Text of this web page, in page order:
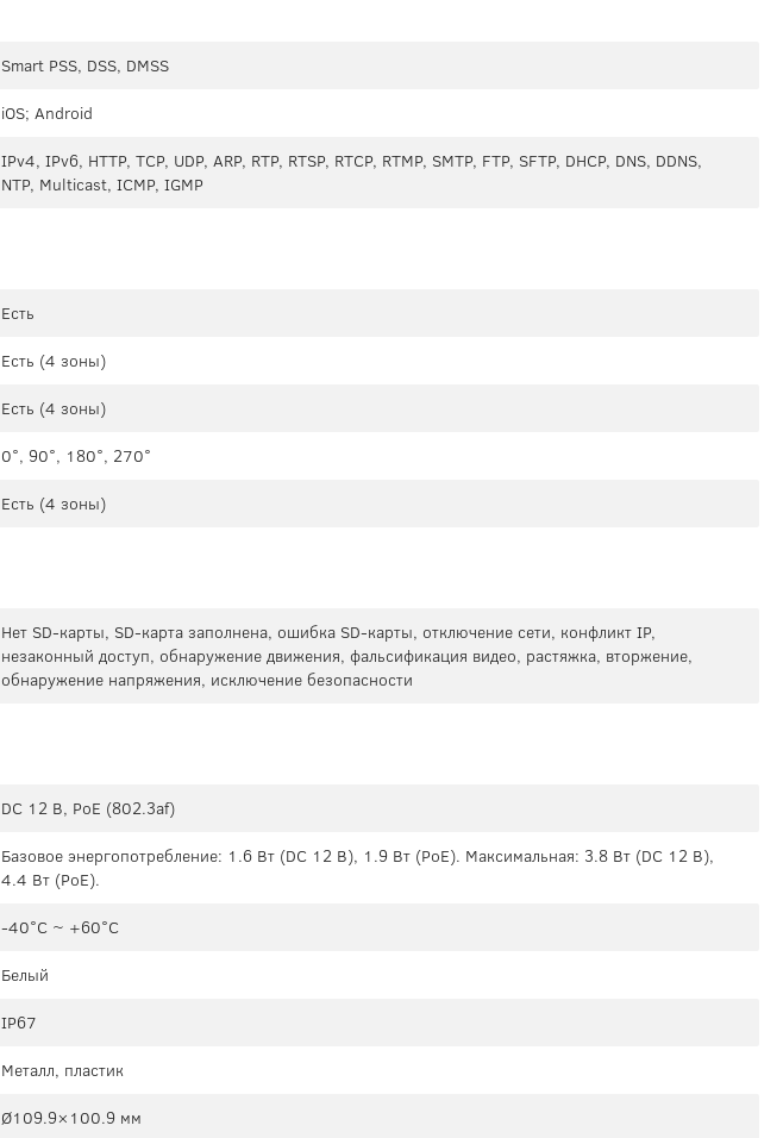
Smart PSS, DSS, DMSS
iOS; Android
IPv4, IPv6, HTTP, TCP, UDP, ARP, RTP, RTSP, RTCP, RTMP, SMTP, FTP, SFTP, DHCP, DNS, DDNS,
NTP, Multicast, ICMP, IGMP
Есть
Есть (4 зоны)
Есть (4 зоны)
0°, 90°, 180°, 270°
Есть (4 зоны)
Нет SD-карты, SD-карта заполнена, ошибка SD-карты, отключение сети, конфликт IP,
незаконный доступ, обнаружение движения, фальсификация видео, растяжка, вторжение,
обнаружение напряжения, исключение безопасности
DC 12 В, PoE (802.3af)
Базовое энергопотребление: 1.6 Вт (DC 12 В), 1.9 Вт (PoE). Максимальная: 3.8 Вт (DC 12 В),
4.4 Вт (PoE).
-40°C ~ +60°C
Белый
IP67
Металл, пластик
Ø109.9×100.9 мм